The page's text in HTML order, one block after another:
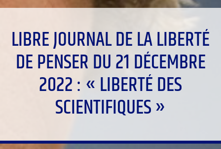
LIBRE JOURNAL DE LA LIBERTÉ
DE PENSER DU 21 DÉCEMBRE
2022 : « LIBERTÉ DES
SCIENTIFIQUES »